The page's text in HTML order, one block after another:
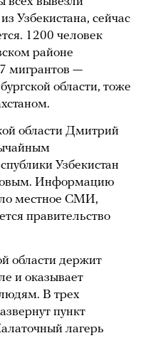
Узбекистана, сейчас
1200 человек
районе
мигрантов —
области, тоже
области Дмитрий
Узбекистан
Информацию
местное СМИ,
правительство
области держит
и оказывает
В трех
пункт
лагерь